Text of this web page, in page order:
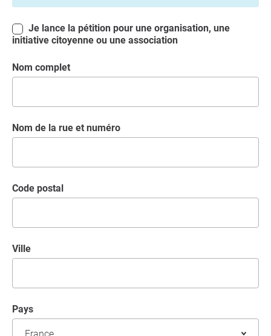
initiative citoyenne ou une association
Nom complet
Nom de la rue et numéro
code postal
Ville
Pays